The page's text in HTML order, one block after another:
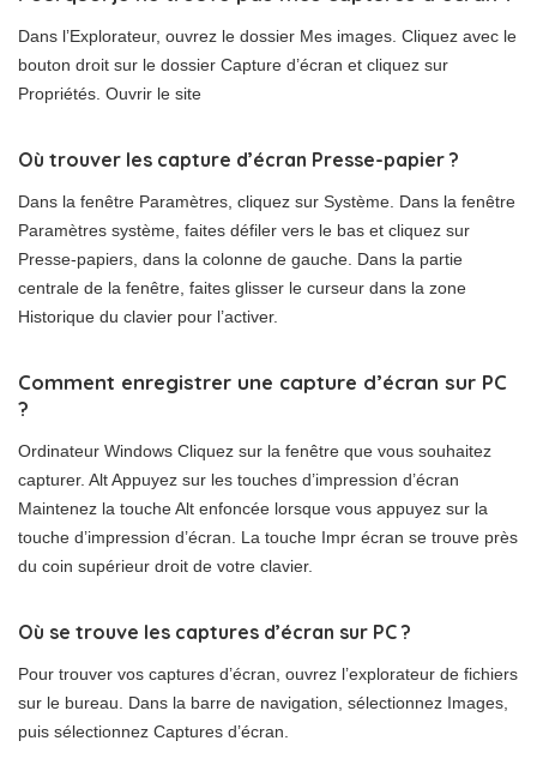
Dans l’Explorateur, ouvrez le dossier Mes images. Cliquez avec le
bouton droit sur le dossier Capture d’écran et cliquez sur
Propriétés. Ouvrir le site
Où trouver les capture d’écran Presse-papier ?
Dans la fenêtre Paramètres, cliquez sur Système. Dans la fenêtre
Paramètres système, faites défiler vers le bas et cliquez sur
Presse-papiers, dans la colonne de gauche. Dans la partie
centrale de la fenêtre, faites glisser le curseur dans la zone
Historique du clavier pour l’activer.
Comment enregistrer une capture d’écran sur PC
?
Ordinateur Windows Cliquez sur la fenêtre que vous souhaitez
capturer. Alt Appuyez sur les touches d’impression d’écran
Maintenez la touche Alt enfoncée lorsque vous appuyez sur la
touche d’impression d’écran. La touche Impr écran se trouve près
du coin supérieur droit de votre clavier.
Où se trouve les captures d’écran sur PC ?
Pour trouver vos captures d’écran, ouvrez l’explorateur de fichiers
sur le bureau. Dans la barre de navigation, sélectionnez Images,
puis sélectionnez Captures d’écran.